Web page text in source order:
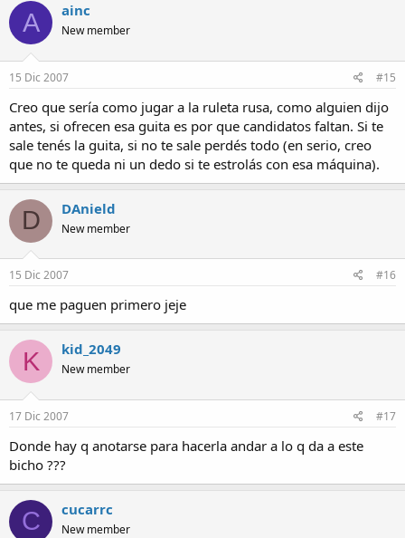
A ainc
New member
15 Dic 2007 #15
Creo que sería como jugar a la ruleta rusa, como alguien dijo
antes, si ofrecen esa guita es por que candidatos faltan. Si te
sale tenés la guita, si no te sale perdés todo (en serio, creo
que no te queda ni un dedo si te estrolás con esa máquina).
D DAnield
New member
15 Dic 2007 #16
que me paguen primero jeje
K kid_2049
New member
17 Dic 2007 #17
Donde hay q anotarse para hacerla andar a lo q da a este
bicho ???
C cucarrc
New member